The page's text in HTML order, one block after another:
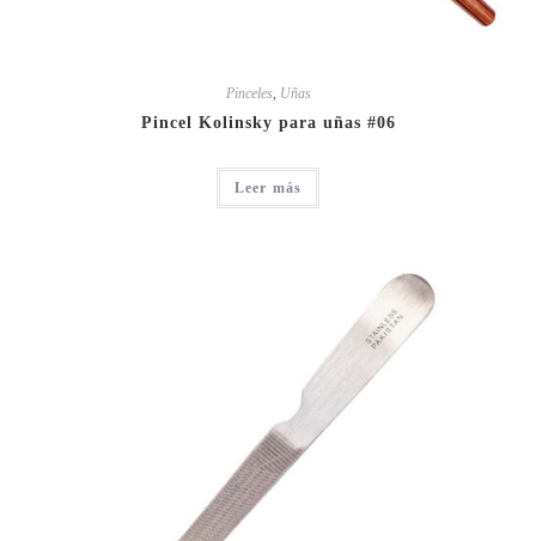
Pinceles Uñas
Pincel Kolinsky para uñas #06
Leer más